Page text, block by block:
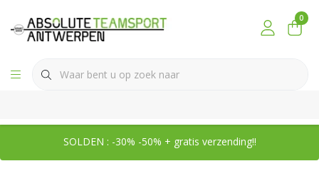
0
SOLDEN : -30% -50% + gratis verzending!!